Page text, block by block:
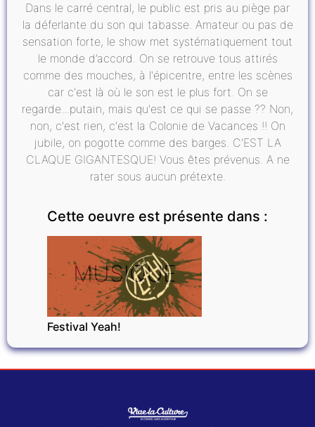
Dans le carré central, le public est pris au piège par
la déferlante du son qui tabasse. Amateur ou pas de
sensation forte, le show met systématiquement tout
le monde d’accord. On se retrouve tous attirés
comme des mouches, à l'épicentre, entre les scènes
car c'est là où le son est le plus fort. On se
regarde...putain, mais qu'est ce qui se passe ?? Non,
non, c'est rien, c'est la Colonie de Vacances !! On
jubile, on pogotte comme des barges. C'EST LA
CLAQUE GIGANTESQUE! Vous êtes prévenus. A ne
rater sous aucun prétexte.
Cette oeuvre est présente dans :
MUSIQUE
Festival Yeah!